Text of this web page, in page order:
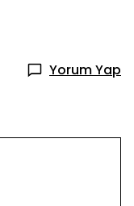
Yorum Yap